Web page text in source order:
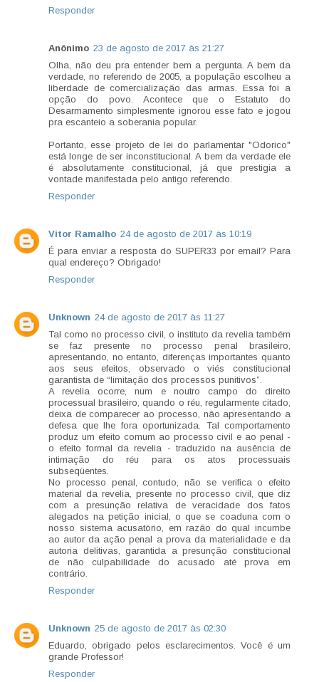
Responder
Anônimo 23 de agosto de 2017 às 21:27
Olha, não deu pra entender bem a pergunta. A bem da
verdade, no referendo de 2005, a população escolheu a
liberdade de comercialização das armas. Essa foi a
opção do povo. Acontece que o Estatuto do
Desarmamento simplesmente ignorou esse fato e jogou
pra escanteio a soberania popular.
Portanto, esse projeto de lei do parlamentar "Odorico"
está longe de ser inconstitucional. A bem da verdade ele
é absolutamente constitucional, já que prestigia a
vontade manifestada pelo antigo referendo.
Responder
Vitor Ramalho 24 de agosto de 2017 às 10:19
É para enviar a resposta do SUPER33 por email? Para
qual endereço? Obrigado!
Responder
Unknown 24 de agosto de 2017 às 11:27
Tal como no processo civil, o instituto da revelia também
se faz presente no processo penal brasileiro,
apresentando, no entanto, diferenças importantes quanto
aos seus efeitos, observado o viés constitucional
garantista de “limitação dos processos punitivos”.
A revelia ocorre, num e noutro campo do direito
processual brasileiro, quando o réu, regularmente citado,
deixa de comparecer ao processo, não apresentando a
defesa que lhe fora oportunizada. Tal comportamento
produz um efeito comum ao processo civil e ao penal -
o efeito formal da revelia - traduzido na ausência de
intimação do réu para os atos processuais
subseqüentes.
No processo penal, contudo, não se verifica o efeito
material da revelia, presente no processo civil, que diz
com a presunção relativa de veracidade dos fatos
alegados na petição inicial, o que se coaduna com o
nosso sistema acusatório, em razão do qual incumbe
ao autor da ação penal a prova da materialidade e da
autoria delitivas, garantida a presunção constitucional
de não culpabilidade do acusado até prova em
contrário.
Responder
Unknown 25 de agosto de 2017 às 02:30
Eduardo, obrigado pelos esclarecimentos. Você é um
grande Professor!
Responder